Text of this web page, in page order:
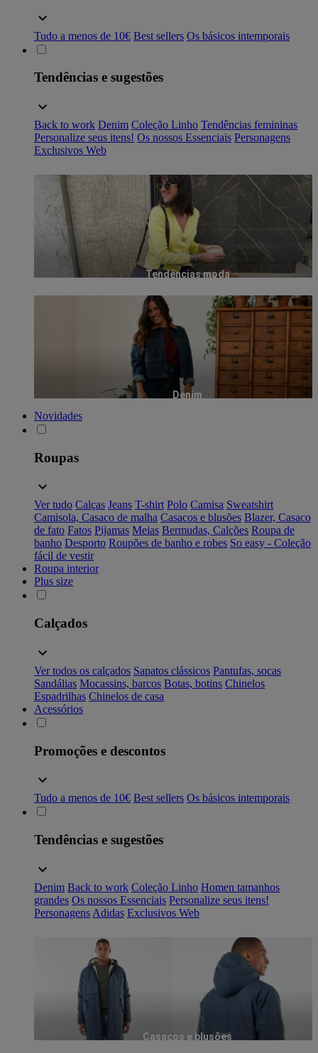
Tudo a menos de 10€ Best sellers Os básicos intemporais
Tendências e sugestões
Back to work Denim Coleção Linho Tendências femininas
Personalize seus itens! Os nossos Essenciais Personagens
Exclusivos Web
Tendências moda
Denim
Novidades
Roupas
Ver tudo Calças Jeans T-shirt Polo Camisa Sweatshirt
Camisola, Casaco de malha Casacos e blusões Blazer, Casaco
de fato Fatos Pijamas Meias Bermudas, Calções Roupa de
banho Desporto Roupões de banho e robes So easy - Coleção
fácil de vestir
Roupa interior
Plus size
Calçados
Ver todos os calçados Sapatos clássicos Pantufas, socas
Sandálias Mocassins, barcos Botas, botins Chinelos
Espadrilhas Chinelos de casa
Acessórios
Promoções e descontos
Tudo a menos de 10€ Best sellers Os básicos intemporais
Tendências e sugestões
Denim Back to work Coleção Linho Homen tamanhos
grandes Os nossos Essenciais Personalize seus itens!
Personagens Adidas Exclusivos Web
Casacos e blusões